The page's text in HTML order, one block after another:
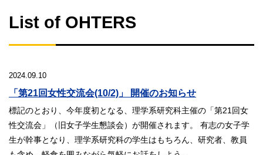
List of OHTERS
2024.09.10
「第21回女性交流会(10/2)」 開催のお知らせ
標記のとおり、今年度初となる、理学系研究科主催の「第21回女
性交流会」（旧女子学生懇談会）が開催されます。 有志の女子学
生が幹事となり、理学系研究科の学生はもちろん、研究者、教員